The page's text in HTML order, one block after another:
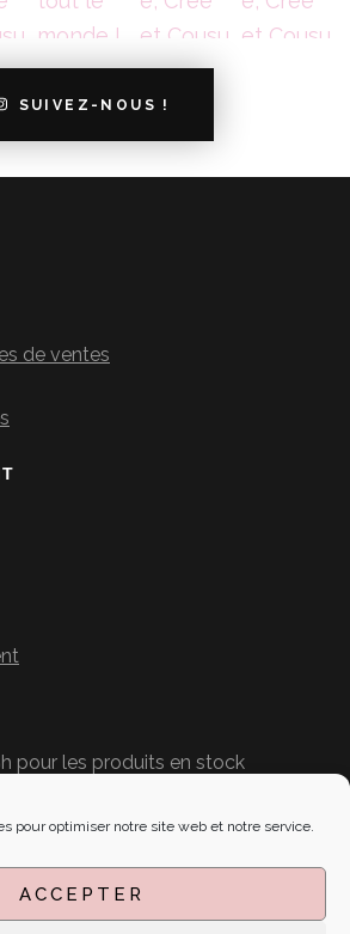
pour optimiser notre site web et notre service.
ACCEPTER
SUIVEZ-NOUS !
de ventes
pour les produits en stock
LES RÉSEAUX